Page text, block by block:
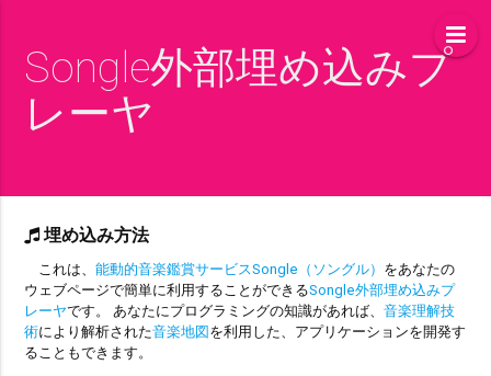
Songle外部埋め込みプ
レーヤ
埋め込み方法
これは、能動的音楽鑑賞サービスSongle（ソングル） をあなたの
ウェブページで簡単に利用することができるSongle外部埋め込みプ
レーヤです。 あなたにプログラミングの知識があれば、音楽理解技
術により解析された音楽地図を利用した、アプリケーションを開発す
ることもできます。